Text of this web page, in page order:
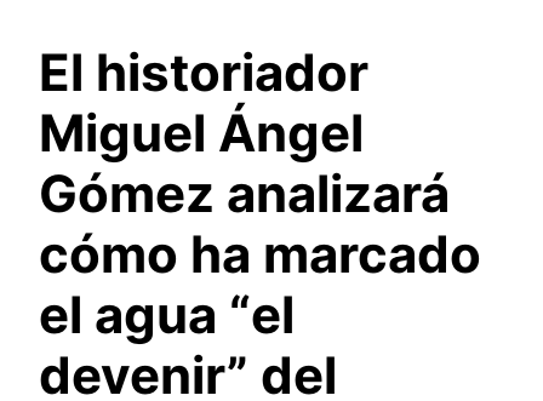
El historiador
Miguel Ángel
Gómez analizará
cómo ha marcado
el agua “el
devenir” del